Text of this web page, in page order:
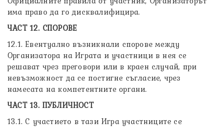
има право да го дисквалифицира.
ЧАСТ 12. СПОРОВЕ
12.1. Евентуално възникнали спорове между
Организатора на Играта и участници в нея се
решават чрез преговори или в краен случай, при
невъзможност да се постигне съгласие, чрез
намесата на компетентните органи.
ЧАСТ 13. ПУБЛИЧНОСТ
13.1. С участието в тази Игра участниците се